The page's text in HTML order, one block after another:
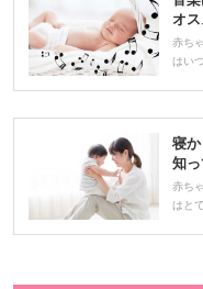
オ
赤ち
はい
寝
知
赤ち
はと